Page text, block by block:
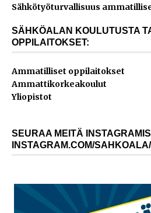
Sähkötyöturvallisuus
SÄHKÖALAN KOULUTUSTA
OPPILAITOKSET:
Ammatilliset oppilaitokset
Ammattikorkeakoulut
Yliopistot
SEURAA MEITÄ
INSTAGRAM.COM/SAHKOALA/